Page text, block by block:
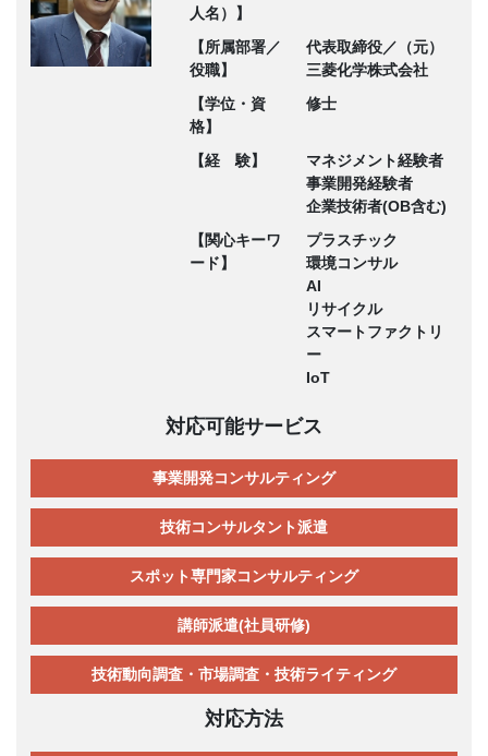
人名）】
【所属部署／
役職】
代表取締役／（元）
三菱化学株式会社
【学位・資
格】
修士
【経 験】
マネジメント経験者
事業開発経験者
企業技術者(OB含む)
【関心キーワ
ード】
プラスチック
環境コンサル
AI
リサイクル
スマートファクトリ
ー
IoT
対応可能サービス
事業開発コンサルティング
技術コンサルタント派遣
スポット専門家コンサルティング
講師派遣(社員研修)
技術動向調査・市場調査・技術ライティング
対応方法